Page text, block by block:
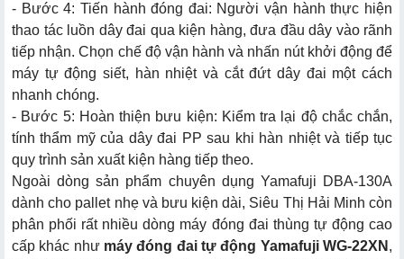
- Bước 4: Tiến hành đóng đai: Người vận hành thực hiện
thao tác luồn dây đai qua kiện hàng, đưa đầu dây vào rãnh
tiếp nhận. Chọn chế độ vận hành và nhấn nút khởi động để
máy tự động siết, hàn nhiệt và cắt đứt dây đai một cách
nhanh chóng.
- Bước 5: Hoàn thiện bưu kiện: Kiểm tra lại độ chắc chắn,
tính thẩm mỹ của dây đai PP sau khi hàn nhiệt và tiếp tục
quy trình sản xuất kiện hàng tiếp theo.
Ngoài dòng sản phẩm chuyên dụng Yamafuji DBA-130A
dành cho pallet nhẹ và bưu kiện dài, Siêu Thị Hải Minh còn
phân phối rất nhiều dòng máy đóng đai thùng tự động cao
cấp khác như máy đóng đai tự động Yamafuji WG-22XN ,